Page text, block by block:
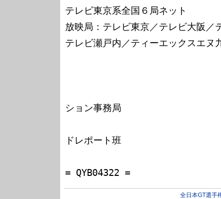
テレビ東京系全国６局ネット
放映局：テレビ東京／テレビ大阪／
テレビ瀬戸内／ティーエックスエ
ション事務局
ドレポート班
全日本GT選手